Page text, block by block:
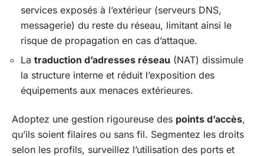
services exposés à l’extérieur (serveurs DNS,
messagerie) du reste du réseau, limitant ainsi le
risque de propagation en cas d’attaque.
La traduction d’adresses réseau (NAT) dissimule
la structure interne et réduit l’exposition des
équipements aux menaces extérieures.
Adoptez une gestion rigoureuse des points d’accès,
qu’ils soient filaires ou sans fil. Segmentez les droits
selon les profils, surveillez l’utilisation des ports et